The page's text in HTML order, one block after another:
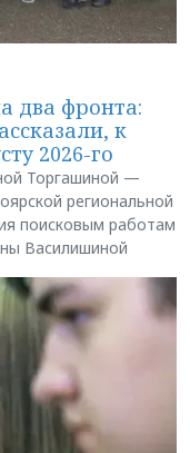
два фронта:
к
2026-го
Торгашиной —
региональной
поисковым работам
Василишиной